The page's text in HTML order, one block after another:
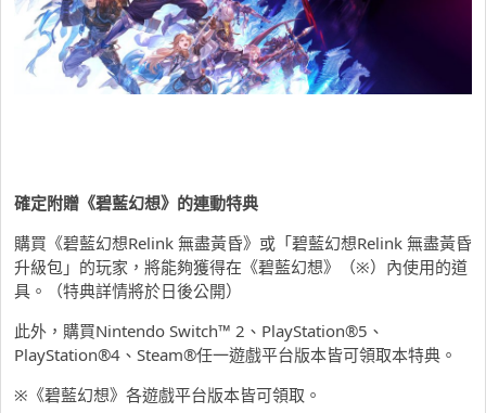
確定附贈《碧藍幻想》的連動特典
購買《碧藍幻想Relink 無盡黃昏》或「碧藍幻想Relink 無盡黃昏
升級包」的玩家，將能夠獲得在《碧藍幻想》（※）內使用的道
具。（特典詳情將於日後公開）
此外，購買Nintendo Switch™ 2、PlayStation®5、
PlayStation®4、Steam®任一遊戲平台版本皆可領取本特典。
※《碧藍幻想》各遊戲平台版本皆可領取。